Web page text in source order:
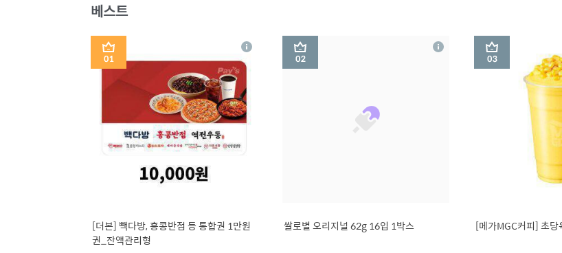
베스트
1
[더본] 빽다방, 홍콩반점 등 통합권 1만원
권_잔액관리형
상
세
2
쌀로별 오리지널 62g 16입 1박스
상
3
[메가MGC커피] 초당